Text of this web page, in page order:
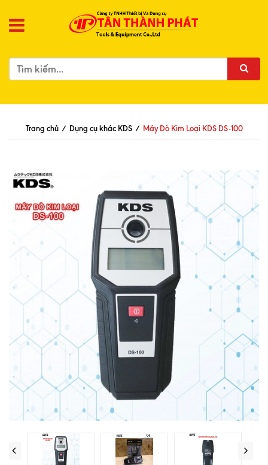
Trang chủ / Dụng cụ khác KDS / Máy Dò Kim Loại KDS DS-100